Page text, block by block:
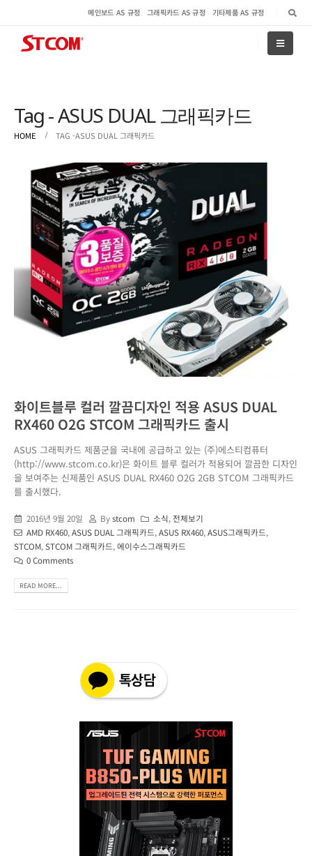
메인보드 AS 규정 그래픽카드 AS 규정 기타제품 AS 규정
Tag - ASUS DUAL 그래픽카드
HOME TAG -ASUS DUAL 그래픽카드
화이트블루 컬러 깔끔디자인 적용 ASUS DUAL
RX460 O2G STCOM 그래픽카드 출시
ASUS 그래픽카드 제품군을 국내에 공급하고 있는 (주)에스티컴퓨터
(http://www.stcom.co.kr)은 화이트 블루 컬러가 적용되어 깔끔한 디자인
을 보여주는 신제품인 ASUS DUAL RX460 O2G 2GB STCOM 그래픽카드
를 출시했다.
2016년 9월 20일 Bystcom 소식, 전체보기
AMD RX460,ASUS DUAL 그래픽카드,ASUS RX460,ASUS그래픽카드,
STCOM,STCOM 그래픽카드,에이수스그래픽카드
0 Comments
READ MORE...